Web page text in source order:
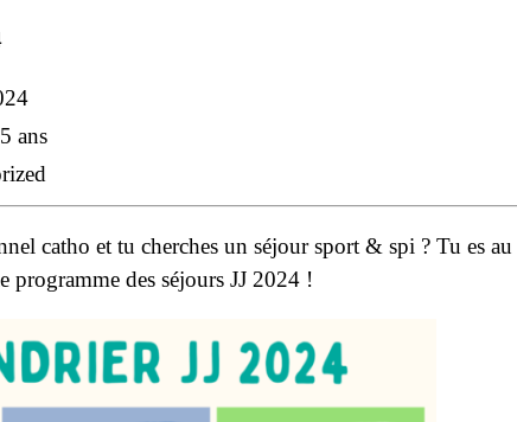
ans
catho et tu cherches un séjour sport & spi ? Tu es
programme des séjours JJ 2024 !